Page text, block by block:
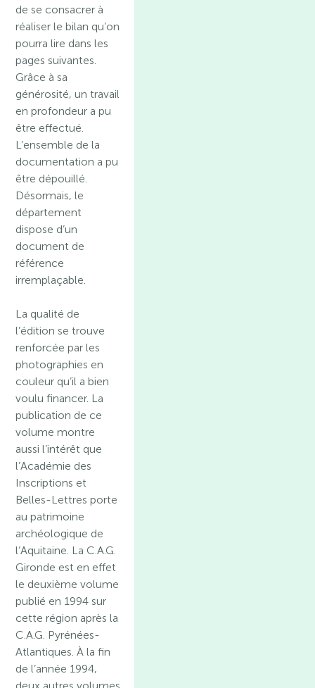
de se consacrer à
réaliser le bilan qu’on
pourra lire dans les
pages suivantes.
Grâce à sa
générosité, un travail
en profondeur a pu
être effectué.
L’ensemble de la
documentation a pu
être dépouillé.
Désormais, le
département
dispose d’un
document de
référence
irremplaçable.
La qualité de
l’édition se trouve
renforcée par les
photographies en
couleur qu’il a bien
voulu financer. La
publication de ce
volume montre
aussi l’intérêt que
l’Académie des
Inscriptions et
Belles-Lettres porte
au patrimoine
archéologique de
l’Aquitaine. La C.A.G.
Gironde est en effet
le deuxième volume
publié en 1994 sur
cette région après la
C.A.G. Pyrénées-
Atlantiques. À la fin
de l’année 1994,